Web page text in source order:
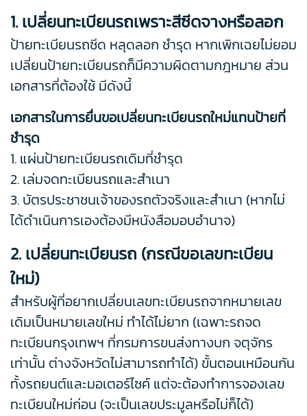
1. เปลี่ยนทะเบียนรถเพราะสีซีดจางหรือลอก
ป้ายทะเบียนรถซีด หลุดลอก ชำรุด หากเพิกเฉยไม่ยอม
เปลี่ยนป้ายทะเบียนรถก็มีความผิดตามกฎหมาย ส่วน
เอกสารที่ต้องใช้ มีดังนี้
เอกสารในการยื่นขอเปลี่ยนทะเบียนรถใหม่แทนป้ายที่
ชำรุด
1. แผ่นป้ายทะเบียนรถเดิมที่ชำรุด
2. เล่มจดทะเบียนรถและสำเนา
3. บัตรประชาชนเจ้าของรถตัวจริงและสำเนา (หากไม่
ได้ดำเนินการเองต้องมีหนังสือมอบอำนาจ)
2. เปลี่ยนทะเบียนรถ (กรณีขอเลขทะเบียน
ใหม่)
สำหรับผู้ที่อยากเปลี่ยนเลขทะเบียนรถจากหมายเลข
เดิมเป็นหมายเลขใหม่ ทำได้ไม่ยาก (เฉพาะรถจด
ทะเบียนกรุงเทพฯ ที่กรมการขนส่งทางบก จตุจักร
เท่านั้น ต่างจังหวัดไม่สามารถทำได้) ขั้นตอนเหมือนกัน
ทั้งรถยนต์และมอเตอร์ไซค์ แต่จะต้องทำการจองเลข
ทะเบียนใหม่ก่อน (จะเป็นเลขประมูลหรือไม่ก็ได้)